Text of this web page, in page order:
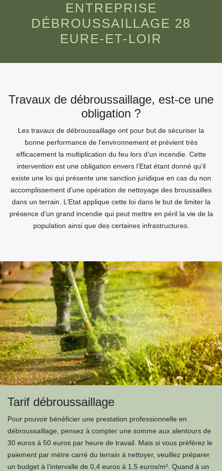
ENTREPRISE
DÉBROUSSAILLAGE 28
EURE-ET-LOIR
Travaux de débroussaillage, est-ce une
obligation ?
Les travaux de débroussaillage ont pour but de sécuriser la
bonne performance de l’environnement et prévient très
efficacement la multiplication du feu lors d’un incendie. Cette
intervention est une obligation envers l’Etat étant donné qu’il
existe une loi qui présente une sanction juridique en cas du non
accomplissement d’une opération de nettoyage des broussailles
dans un terrain. L’Etat applique cette loi dans le but de limiter la
présence d’un grand incendie qui peut mettre en péril la vie de la
population ainsi que des certaines infrastructures.
Tarif débroussaillage
Pour pouvoir bénéficier une prestation professionnelle en
débroussaillage, pensez à compter une somme aux alentours de
30 euros à 50 euros par heure de travail. Mais si vous préférez le
paiement par mètre carré du terrain à nettoyer, veuillez préparer
un budget à l’intervalle de 0,4 euros à 1,5 euros/m². Quand à un